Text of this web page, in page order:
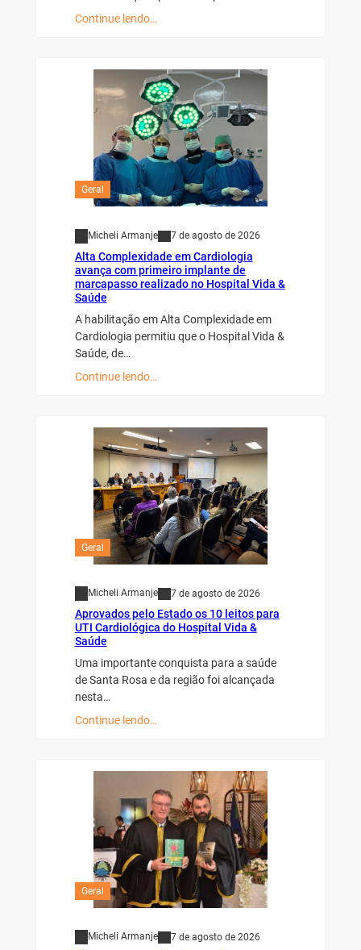
Continue lendo…
Geral
Micheli Armanje 7 de agosto de 2026
Alta Complexidade em Cardiologia
avança com primeiro implante de
marcapasso realizado no Hospital Vida &
Saúde
A habilitação em Alta Complexidade em
Cardiologia permitiu que o Hospital Vida &
Saúde, de…
Continue lendo…
Geral
Micheli Armanje 7 de agosto de 2026
Aprovados pelo Estado os 10 leitos para
UTI Cardiológica do Hospital Vida &
Saúde
Uma importante conquista para a saúde
de Santa Rosa e da região foi alcançada
nesta…
Continue lendo…
Geral
Micheli Armanje 7 de agosto de 2026